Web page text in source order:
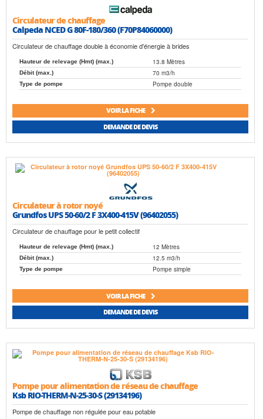
Circulateur de chauffage
Calpeda NCED G 80F-180/360 (F70P84060000)
Circulateur de chauffage double à économie d'énergie à brides
Hauteur de relevage (Hmt) (max.) 13.8 Mètres
Débit (max.) 70 m3/h
Type de pompe Pompe double
VOIR LA FICHE
DEMANDE DE DEVIS
Circulateur à rotor noyé
Grundfos UPS 50-60/2 F 3X400-415V (96402055)
Circulateur de chauffage pour le petit collectif
Hauteur de relevage (Hmt) (max.) 12 Mètres
Débit (max.) 12.5 m3/h
Type de pompe Pompe simple
VOIR LA FICHE
DEMANDE DE DEVIS
Pompe pour alimentation de réseau de chauffage
Ksb RIO-THERM-N-25-30-S (29134196)
Pompe de chauffage non régulée pour eau potable